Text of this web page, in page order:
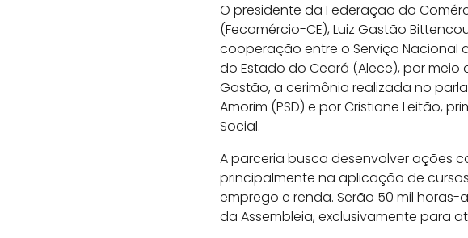
O presidente da Federação do
(Fecomércio-CE), Luiz Gastão
cooperação entre o Serviço Nacional
do Estado do Ceará (Alece), por meio
Gastão, a cerimônia realizada no
Amorim (PSD) e por Cristiane Leitão,
Social.
A parceria busca desenvolver ações
principalmente na aplicação de
emprego e renda. Serão 50 mil
da Assembleia, exclusivamente para